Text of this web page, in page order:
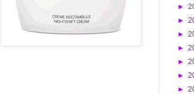
►
►
►
►
►
►
►